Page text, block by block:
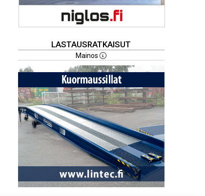
LASTAUSRATKAISUT
Mainos